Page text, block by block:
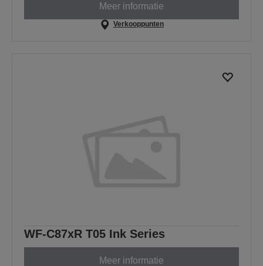
Meer informatie
Verkooppunten
WF-C87xR T05 Ink Series
Meer informatie